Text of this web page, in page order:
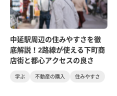
中延駅周辺の住みやすさを徹
底解説！2路線が使える下町商
店街と都心アクセスの良さ
学ぶ 不動産の購入 住みやすさ